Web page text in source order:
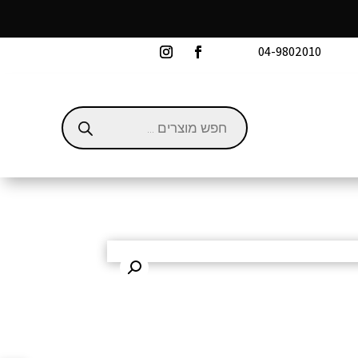
04-9802010‬
Products
search